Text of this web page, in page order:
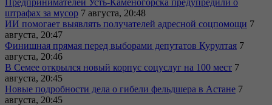
Предпринимателей Усть-Каменогорска предупредили о
штрафах за мусор 7 августа, 20:48
ИИ помогает выявлять получателей адресной соцпомощи 7
августа, 20:47
Финишная прямая перед выборами депутатов Курултая 7
августа, 20:46
В Семее открылся новый корпус соцуслуг на 100 мест 7
августа, 20:45
Новые подробности дела о гибели фельдшера в Астане 7
августа, 20:45